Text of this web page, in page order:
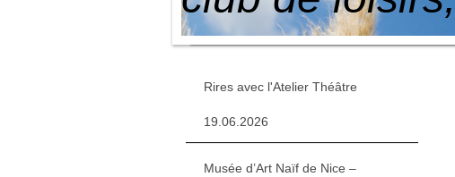
Rires avec l'Atelier Théâtre
19.06.2026
Musée d’Art Naïf de Nice –